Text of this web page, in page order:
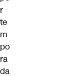
r
te
m
po
ra
da